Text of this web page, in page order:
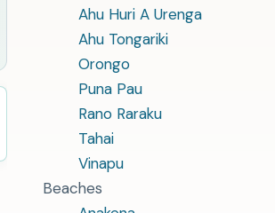
Ahu Huri A Urenga
Ahu Tongariki
Orongo
Puna Pau
Rano Raraku
Tahai
Vinapu
Beaches